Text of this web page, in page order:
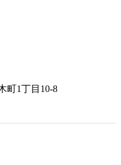
町1丁目10-8